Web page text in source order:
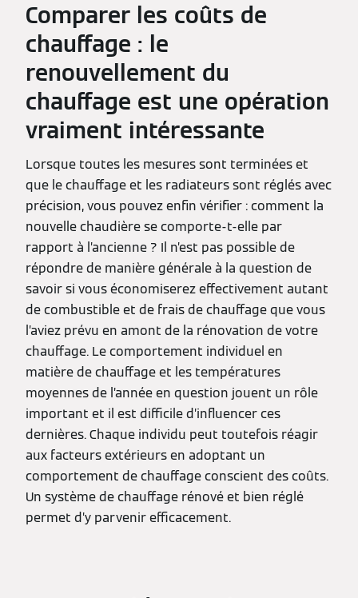
Comparer les coûts de
chauffage : le
renouvellement du
chauffage est une opération
vraiment intéressante
Lorsque toutes les mesures sont terminées et
que le chauffage et les radiateurs sont réglés avec
précision, vous pouvez enfin vérifier : comment la
nouvelle chaudière se comporte-t-elle par
rapport à l’ancienne ? Il n’est pas possible de
répondre de manière générale à la question de
savoir si vous économiserez effectivement autant
de combustible et de frais de chauffage que vous
l’aviez prévu en amont de la rénovation de votre
chauffage. Le comportement individuel en
matière de chauffage et les températures
moyennes de l’année en question jouent un rôle
important et il est difficile d’influencer ces
dernières. Chaque individu peut toutefois réagir
aux facteurs extérieurs en adoptant un
comportement de chauffage conscient des coûts.
Un système de chauffage rénové et bien réglé
permet d’y parvenir efficacement.